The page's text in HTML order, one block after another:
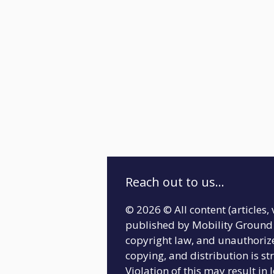
Reach out to us...
© 2026 © All content (articles,
published by Mobility
copyright law, and
copying, and distribution is
Violation of this may result in